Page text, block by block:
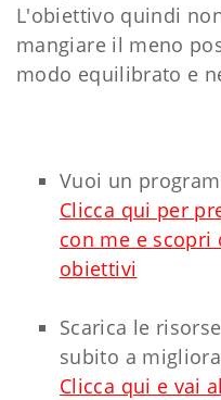
L'obiettivo quindi
mangiare il meno
modo equilibrato e
Vuoi un
Clicca qui per
con me e scopri
obiettivi
Scarica le
subito a
Clicca qui e vai